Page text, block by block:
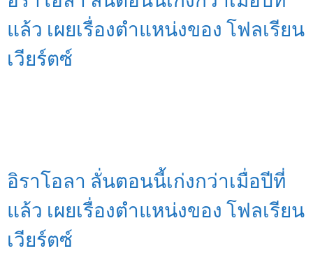
แล้ว เผยเรื่องตำแหน่งของ โฟลเรียน
เวียร์ตซ์
อิราโอลา ลั่นตอนนี้เก่งกว่าเมื่อปีที่
แล้ว เผยเรื่องตำแหน่งของ โฟลเรียน
เวียร์ตซ์